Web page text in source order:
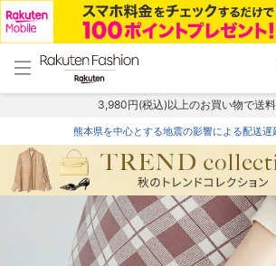
menu home
トップ
3,980円(税込)以上のお買い物で送料
熊本県を中心とする地震の影響による配送遅